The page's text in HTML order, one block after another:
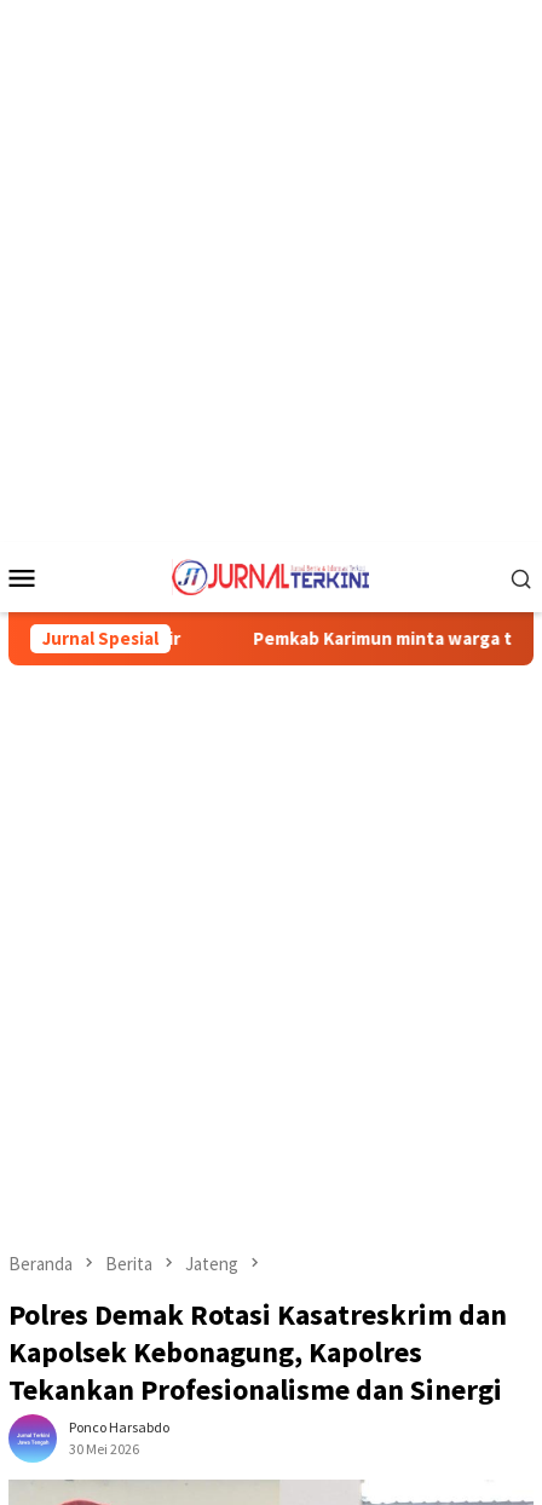
Mobile
Jurnal Spesial
Pemkab Karimun minta warga tidak terpancing isu liar
Beranda Berita Jateng
Polres Demak Rotasi Kasatreskrim dan
Kapolsek Kebonagung, Kapolres
Tekankan Profesionalisme dan Sinergi
Ponco Harsabdo
30 Mei 2026